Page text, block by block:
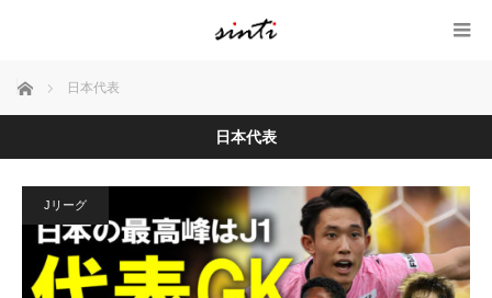
ホーム 日本代表
日本代表
Jリーグ